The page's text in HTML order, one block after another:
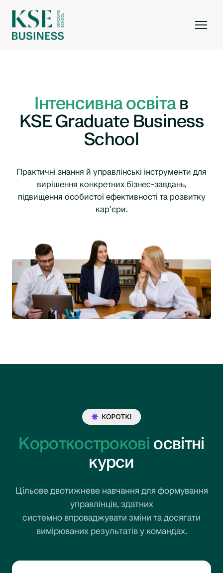
Інтенсивна освітав
KSE Graduate Business
School
Практичні знання й управлінські інструменти для
вирішення конкретних бізнес-завдань,
підвищення особистої ефективності та розвитку
кар’єри.
Короткострокові освітні
курси
Цільове двотижневе навчання для формування
управлінців, здатних
системно впроваджувати зміни та досягати
вимірюваних результатів у командах.